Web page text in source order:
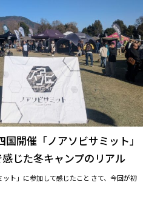
国開催「ノアソビサミット」
じた冬キャンプのリアル
ト」に参加して感じたこと さて、今回が初